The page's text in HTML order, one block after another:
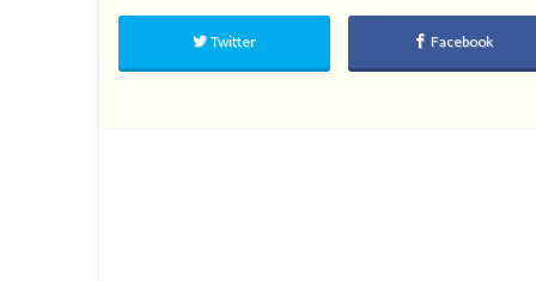
Twitter Facebook